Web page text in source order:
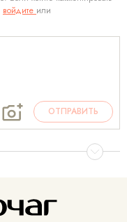
войдите или
ОТПРАВИТЬ